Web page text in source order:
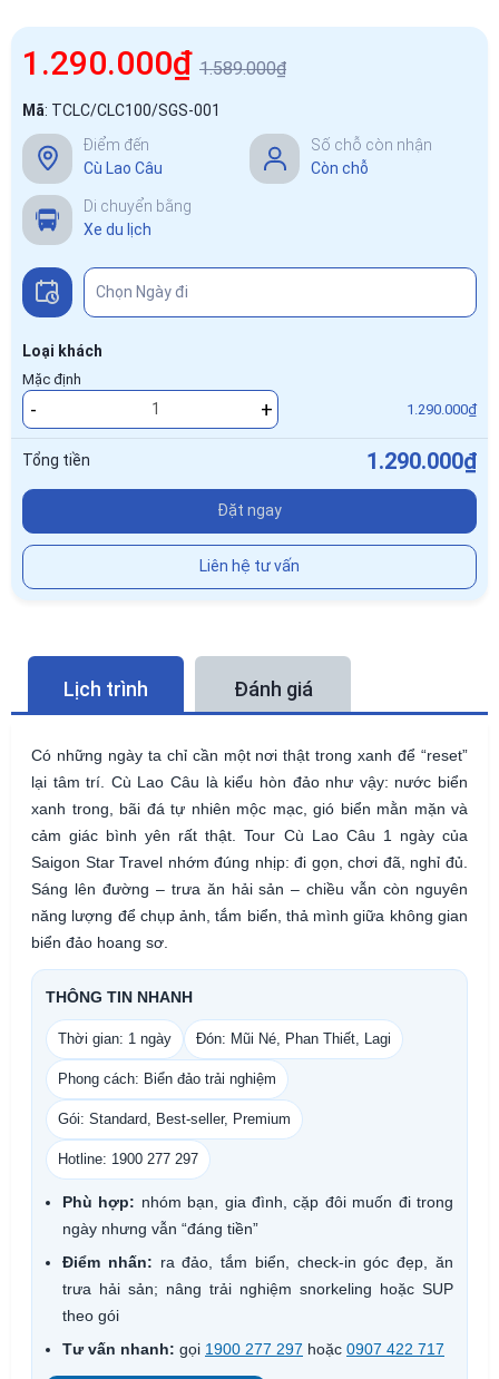
1.290.000₫ 1.589.000₫
Mã: TCLC/CLC100/SGS-001
Điểm đến
Cù Lao Câu
Số chỗ còn nhận
Còn chỗ
Di chuyển bằng
Xe du lịch
Loại khách
Mặc định
- + 1.290.000₫
Tổng tiền 1.290.000₫
Đặt ngay
Liên hệ tư vấn
Lịch trình Đánh giá
Có những ngày ta chỉ cần một nơi thật trong xanh để “reset”
lại tâm trí. Cù Lao Câu là kiểu hòn đảo như vậy: nước biển
xanh trong, bãi đá tự nhiên mộc mạc, gió biển mằn mặn và
cảm giác bình yên rất thật. Tour Cù Lao Câu 1 ngày của
Saigon Star Travel nhớm đúng nhịp: đi gọn, chơi đã, nghỉ đủ.
Sáng lên đường – trưa ăn hải sản – chiều vẫn còn nguyên
năng lượng để chụp ảnh, tắm biển, thả mình giữa không gian
biển đảo hoang sơ.
THÔNG TIN NHANH
Thời gian: 1 ngày Đón: Mũi Né, Phan Thiết, Lagi
Phong cách: Biển đảo trải nghiệm
Gói: Standard, Best-seller, Premium
Hotline: 1900 277 297
Phù hợp: nhóm bạn, gia đình, cặp đôi muốn đi trong
ngày nhưng vẫn “đáng tiền”
Điểm nhấn: ra đảo, tắm biển, check-in góc đẹp, ăn
trưa hải sản; nâng trải nghiệm snorkeling hoặc SUP
theo gói
Tư vấn nhanh: gọi 1900 277 297 hoặc 0907 422 717